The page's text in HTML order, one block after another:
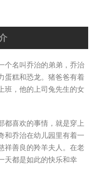
个名叫乔治的弟弟，乔治
蛋糕和恐龙。猪爸爸有着
班，他的上司兔先生的女
都喜欢的事情，就是穿上
和乔治在幼儿园里有着一
祥善良的羚羊夫人。在老
天都是如此的快乐和幸